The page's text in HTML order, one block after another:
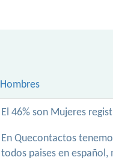
Hombres
El 46% son Mujeres
En Quecontactos
todos paises en español,